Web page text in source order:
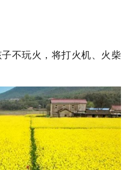
不玩火，将打火机、火柴